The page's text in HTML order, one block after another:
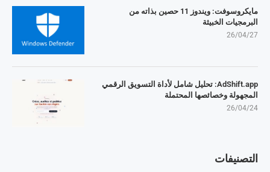
مايكروسوفت: ويندوز 11 حصين بذاته من
البرمجيات الخبيثة
26/04/27
AdShift.app: تحليل شامل لأداة التسويق الرقمي
المجهولة وخصائصها المحتملة
26/04/24
التصنيفات